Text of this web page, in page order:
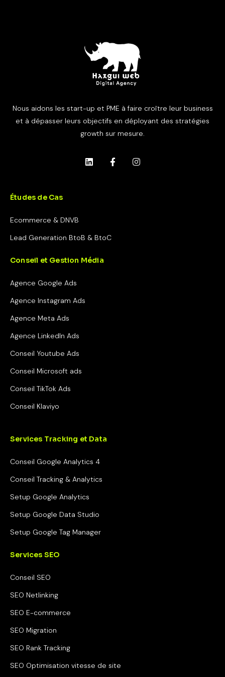
Nous aidons les start-up et PME à faire croître leur business
et à dépasser leurs objectifs en déployant des stratégies
growth sur mesure.
Études de Cas
Ecommerce & DNVB
Lead Generation BtoB & BtoC
Conseil et Gestion Média
Agence Google Ads
Agence Instagram Ads
Agence Meta Ads
Agence LinkedIn Ads
Conseil Youtube Ads
Conseil Microsoft ads
Conseil TikTok Ads
Conseil Klaviyo
Services Tracking et Data
Conseil Google Analytics 4
Conseil Tracking & Analytics
Setup Google Analytics
Setup Google Data Studio
Setup Google Tag Manager
Services SEO
Conseil SEO
SEO Netlinking
SEO E-commerce
SEO Migration
SEO Rank Tracking
SEO Optimisation vitesse de site